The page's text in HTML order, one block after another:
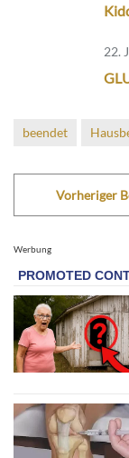
22.
beendet
Vorheriger
Werbung